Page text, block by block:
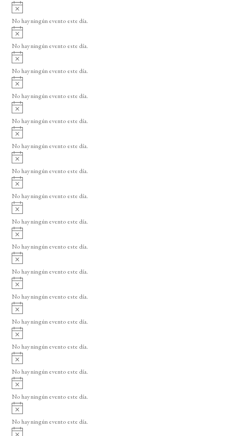
A
v
i
o
No hay ningún evento este día.
A
v
i
o
No hay ningún evento este día.
A
v
i
o
No hay ningún evento este día.
A
v
i
o
No hay ningún evento este día.
A
v
i
o
No hay ningún evento este día.
A
v
i
o
No hay ningún evento este día.
A
v
i
o
No hay ningún evento este día.
A
v
i
o
No hay ningún evento este día.
A
v
i
o
No hay ningún evento este día.
A
v
i
o
No hay ningún evento este día.
A
v
i
o
No hay ningún evento este día.
A
v
i
o
No hay ningún evento este día.
A
v
i
o
No hay ningún evento este día.
A
v
i
o
No hay ningún evento este día.
A
v
i
o
No hay ningún evento este día.
A
v
i
o
No hay ningún evento este día.
A
v
i
No hay ningún evento este día.
A